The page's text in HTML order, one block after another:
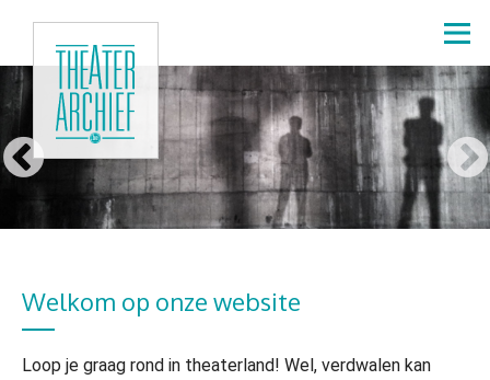
naar
inhoud
gaan
Welkom op onze website
Loop je graag rond in theaterland! Wel, verdwalen kan